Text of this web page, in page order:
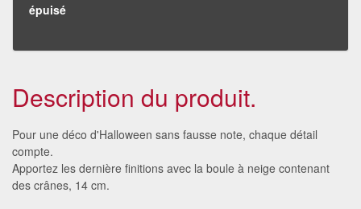
épuisé
Description du produit.
Pour une déco d'Halloween sans fausse note, chaque détail
compte.
Apportez les dernière finitions avec la boule à neige contenant
des crânes, 14 cm.